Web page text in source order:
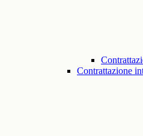
Contrattazione